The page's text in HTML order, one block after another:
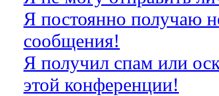
Я постоянно получаю
сообщения!
Я получил спам или
этой конференции!